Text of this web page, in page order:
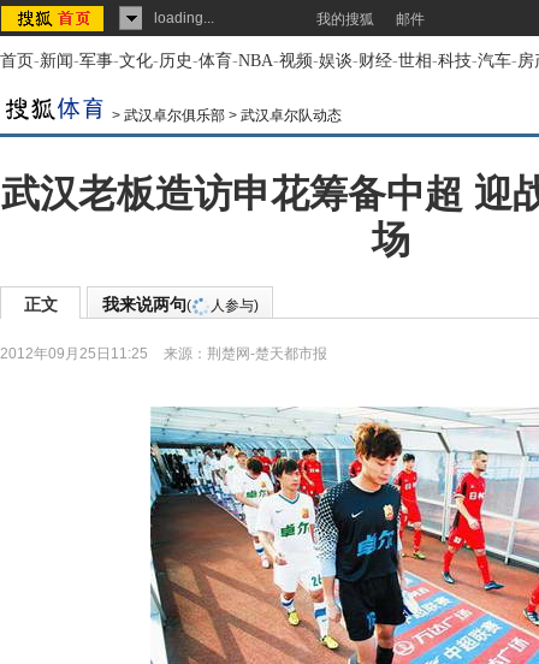
loading... 我的搜狐 邮件
首页-新闻-军事-文化-历史-体育-NBA-视频-娱谈-财经-世相-科技-汽车-房
> 武汉卓尔俱乐部 > 武汉卓尔队动态
武汉老板造访申花筹备中超 迎
场
正文 我来说两句( 人参与)
2012年09月25日11:25 来源： 荆楚网-楚天都市报